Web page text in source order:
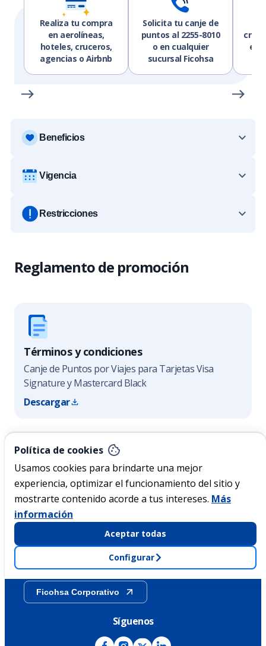
Realiza tu compra
en aerolíneas,
hoteles, cruceros,
agencias o Airbnb
Solicita tu canje de
puntos al 2255-8010
o en cualquier
sucursal Ficohsa
Beneficios
Vigencia
Restricciones
Reglamento de promoción
Términos y condiciones
Canje de Puntos por Viajes para Tarjetas Visa
Signature y Mastercard Black
Descargar
Política de cookies
Usamos cookies para brindarte una mejor
experiencia, optimizar el funcionamiento del sitio y
mostrarte contenido acorde a tus intereses. Más
información
Aceptar todas
Configurar
Nicaragua
Acerca de Ficohsa
Sostenibilidad
Ficohsa Corporativo
Síguenos